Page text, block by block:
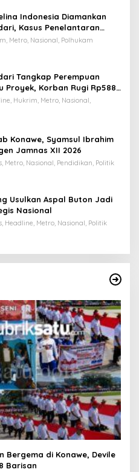
Indonesia Diamankan
Kasus Penelantaran
Masuk Babak Baru
Metro, Nasional, Polhukam
Tangkap Perempuan
Proyek, Korban Rugi Rp588,1
Hukrim, Metro, Nasional,
Konawe, Syamsul Ibrahim
Jamnas XII 2026
Metro, Nasional, Pendidikan, Politik
Usulkan Aspal Buton Jadi
Nasional
Headline, Metro, Nasional, Politik
Bergema di Konawe, Devile
Barisan